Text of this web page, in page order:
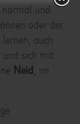
normal und
oder der
auch
und sich mit
Neid
, im